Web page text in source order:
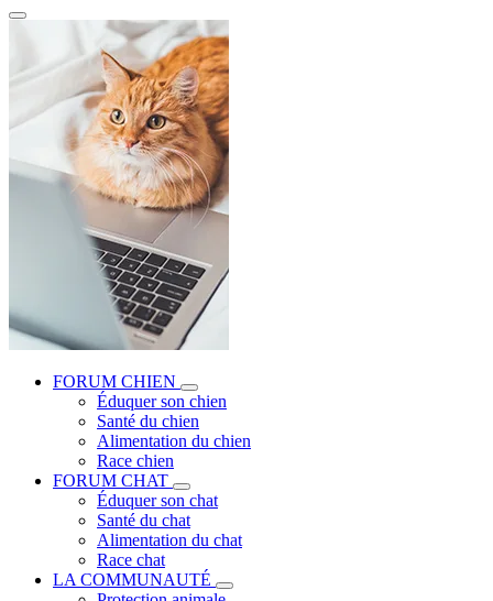
FORUM CHIEN
Éduquer son chien
Santé du chien
Alimentation du chien
Race chien
FORUM CHAT
Éduquer son chat
Santé du chat
Alimentation du chat
Race chat
LA COMMUNAUTÉ